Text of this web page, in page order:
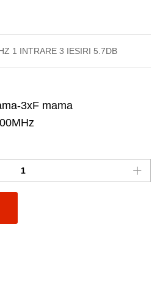
1 INTRARE 3 IESIRI 5.7DB
3xF mama